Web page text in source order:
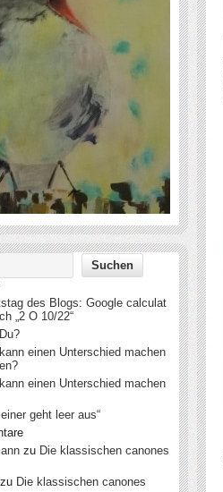
des Blogs: Google calculat
„2 O 10/22“
einen Unterschied machen
einen Unterschied machen
geht leer aus“
zu Die klassischen canones
zu Die klassischen canones